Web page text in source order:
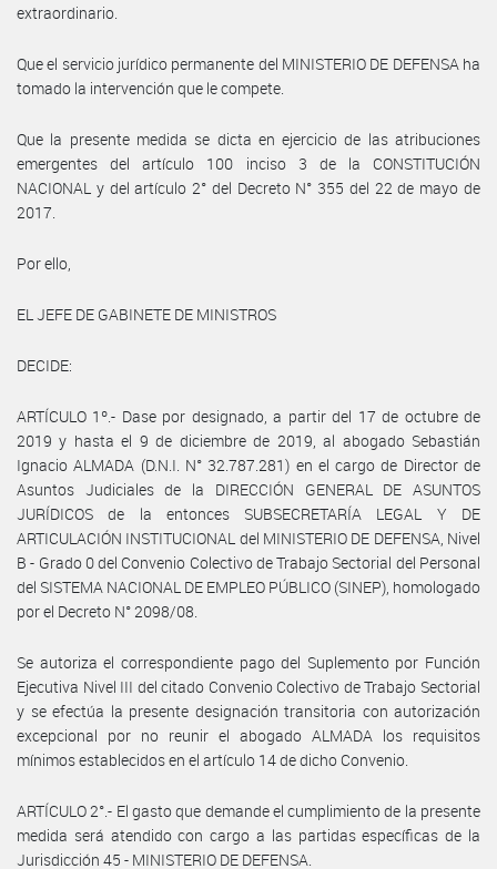
extraordinario.
Que el servicio jurídico permanente del MINISTERIO DE DEFENSA ha
tomado la intervención que le compete.
Que la presente medida se dicta en ejercicio de las atribuciones
emergentes del artículo 100 inciso 3 de la CONSTITUCIÓN
NACIONAL y del artículo 2° del Decreto N° 355 del 22 de mayo de
2017.
Por ello,
EL JEFE DE GABINETE DE MINISTROS
DECIDE:
ARTÍCULO 1º.- Dase por designado, a partir del 17 de octubre de
2019 y hasta el 9 de diciembre de 2019, al abogado Sebastián
Ignacio ALMADA (D.N.I. N° 32.787.281) en el cargo de Director de
Asuntos Judiciales de la DIRECCIÓN GENERAL DE ASUNTOS
JURÍDICOS de la entonces SUBSECRETARÍA LEGAL Y DE
ARTICULACIÓN INSTITUCIONAL del MINISTERIO DE DEFENSA, Nivel
B - Grado 0 del Convenio Colectivo de Trabajo Sectorial del Personal
del SISTEMA NACIONAL DE EMPLEO PÚBLICO (SINEP), homologado
por el Decreto N° 2098/08.
Se autoriza el correspondiente pago del Suplemento por Función
Ejecutiva Nivel III del citado Convenio Colectivo de Trabajo Sectorial
y se efectúa la presente designación transitoria con autorización
excepcional por no reunir el abogado ALMADA los requisitos
mínimos establecidos en el artículo 14 de dicho Convenio.
ARTÍCULO 2°.- El gasto que demande el cumplimiento de la presente
medida será atendido con cargo a las partidas específicas de la
Jurisdicción 45 - MINISTERIO DE DEFENSA.